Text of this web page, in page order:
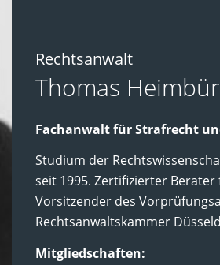
Rechtsanwalt
Thomas
Fachanwalt für Strafrecht
Studium der
seit 1995. Zertifizierter
Vorsitzender des
Rechtsanwaltskammer
Mitgliedschaften: